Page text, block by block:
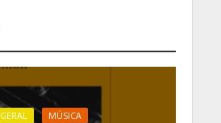
GERAL MÚSICA